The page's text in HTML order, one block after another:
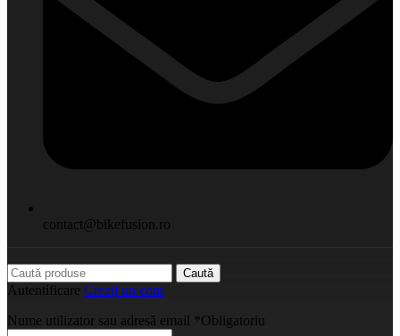
contact@bikefusion.ro
Caută
Autentificare Creați un cont
Nume utilizator sau adresă email *Obligatoriu